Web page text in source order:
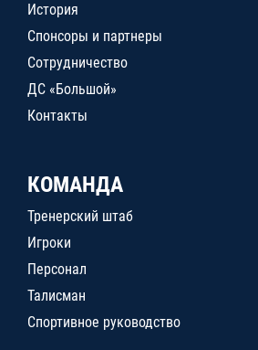
История
Спонсоры и партнеры
Сотрудничество
ДС «Большой»
Контакты
КОМАНДА
Тренерский штаб
Игроки
Персонал
Талисман
Спортивное руководство